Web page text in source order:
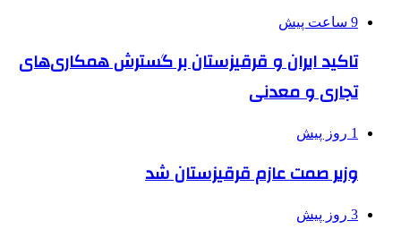
9 ساعت پیش
تاکید ایران و قرقیزستان بر گسترش همکاری‌های
تجاری و معدنی
1 روز پیش
وزیر صمت عازم قرقیزستان شد
3 روز پیش